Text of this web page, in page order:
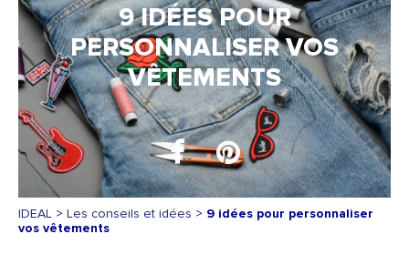
9 IDÉES POUR
PERSONNALISER VOS
VÊTEMENTS
IDEAL > Les conseils et idées > 9 idées pour personnaliser
vos vêtements